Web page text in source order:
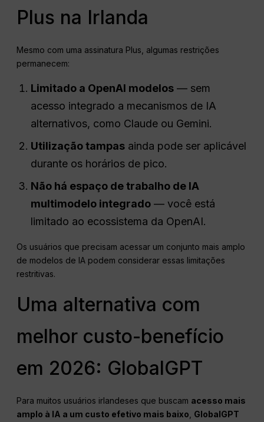
Plus na Irlanda
Mesmo com uma assinatura Plus, algumas restrições
permanecem:
Limitado a OpenAI modelos — sem
acesso integrado a mecanismos de IA
alternativos, como Claude ou Gemini.
Utilizaçãotampas ainda pode ser aplicável
durante os horários de pico.
Não há espaço de trabalho de IA
multimodelo integrado — você está
limitado ao ecossistema da OpenAI.
Os usuários que precisam acessar um conjunto mais amplo
de modelos de IA podem considerar essas limitações
restritivas.
Uma alternativa com
melhor custo-benefício
em 2026: GlobalGPT
Para muitos usuários irlandeses que buscam acesso mais
amplo à IA a um custo efetivo mais baixo GlobalGPT